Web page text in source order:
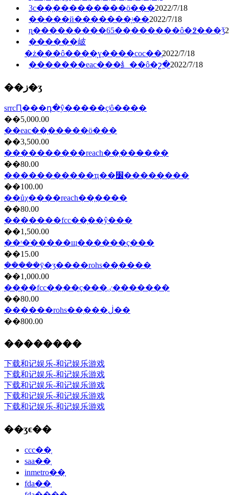
3c��֤�������̷��ö���2022/7/18
�����й�������֤ʵ��2022/7/18
ɳ̲���������65��֤������ô�߶���ǯ
������岥
�ż���ô����̹ɣ����coc��֤2022/7/18
�������eac���⺯��ô�շ�2022/7/18
��ز�ʒ
srrcԤ���դ�ŷ�����ҫʲô����
��5,000.00
��eac��֤���̷��ö���
��3,500.00
����������reach��֤���̷���
��80.00
�����������ҵ��׼��������
��100.00
��ůχ����reach��֤����
��80.00
�������fcc��֤��ŷ���
��1,500.00
��ʳ�ֺ�����щ������ҫ���
��15.00
���ܼ��ȳ�ʒ����rohs��֤����
��1,000.00
����fcc��֤��ҫ���ٸ�������
��80.00
������rohs��֤���ڶ��
��800.00
��������
下载和记娱乐-和记娱乐游戏
下载和记娱乐-和记娱乐游戏
下载和记娱乐-和记娱乐游戏
下载和记娱乐-和记娱乐游戏
下载和记娱乐-和记娱乐游戏
��ʒϵ��
ccc��֤
saa��֤
inmetro��֤
fda��֤